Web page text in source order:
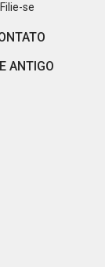
Filie-se
ANTIGO